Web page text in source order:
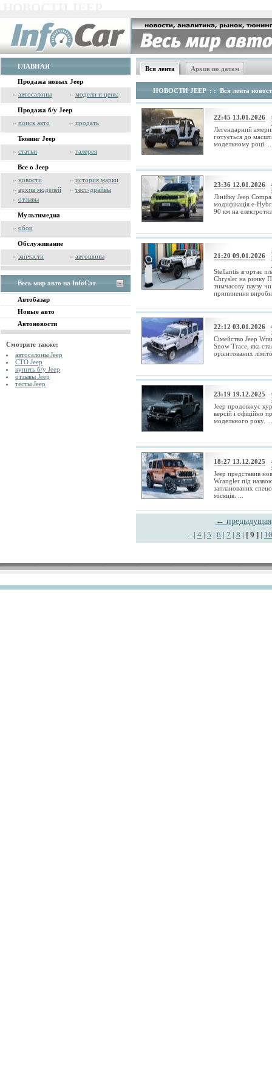
ГЛАВНАЯ
Продажа новых Jeep
» автосалоны » модели и цены
Продажа б/у Jeep
» поиск авто » продать
Тюнинг Jeep
» статьи » галерея
Все о Jeep
» новости » история марки
» архив моделей » тест-драйвы
» отзывы
Мультимедиа
» обои
Обслуживание
» запчасти » автошины
Весь мир авто на InfoCar
Автобазар
Новые авто
Автоновости
Смотрите также:
автосалоны Jeep
СТО Jeep
купить б/у Jeep
отзывы Jeep
тесты Jeep
Вся лента Архив по датам
НОВОСТИ JEEP: : Вся лента
22:45 13.01.2026
Легендарний
готується до
модельному році.
23:36 12.01.2026
Лінійку Jeep
модифікація e-
90 км на
21:20 09.01.2026
Stellantis згортає
Chrysler на ринку
тимчасову паузу
припинення
22:12 03.01.2026
Сімейство Jeep
Snow Trace, яка
орієнтованих
23:19 19.12.2025
Jeep продовжує
версій і офіційно
модельного року. ...
18:27 13.12.2025
Jeep представив
Wrangler під
запланованих
місяців. ...
← предыдущая
... | 4 | 5 | 6 | 7 | 8 | [ 9 ] | 10